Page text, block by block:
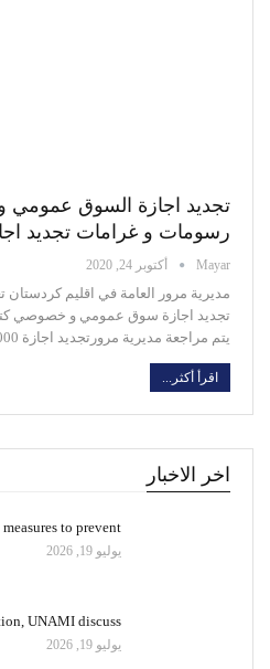
تجديد اجازة السوق
رسومات و غرامات تجديد
Mayar أكتوبر 24, 2020
مديرية مرور العامة في اقليم
تجديد اجازة سوق عمومي و خصوصي
يتم مراجعة مديرية مرورتجديد اجازة 40000غرامة تلف
اقرأ أكثر...
اخر الاخبار
to prevent…
يوليو 19, 2026
UNAMI discuss…
يوليو 19, 2026